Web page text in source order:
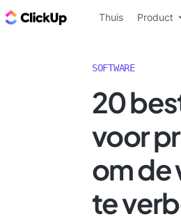
ClickUp Blog
Thuis Product
SOFTWARE
20
voor
om de
te